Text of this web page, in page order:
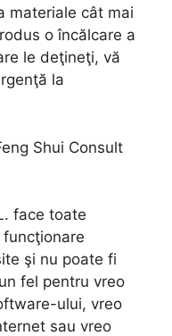
materiale cât mai
o încălcare a
le deţineţi, vă
la
Shui Consult
face toate
şi nu poate fi
fel pentru vreo
ului, vreo
sau vreo